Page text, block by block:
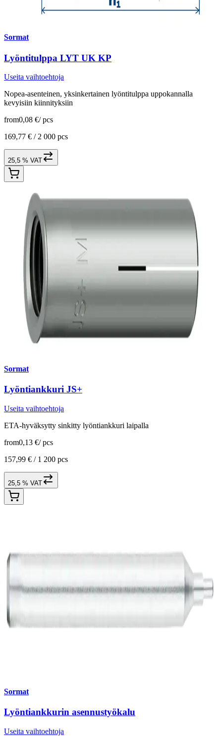
Sormat
Lyöntitulppa LYT UK KP
Useita vaihtoehtoja
Nopea-asenteinen, yksinkertainen lyöntitulppa uppokannalla
kevyisiin kiinnityksiin
from0,08 €/ pcs
169,77 € / 2 000 pcs
25,5 % VAT
Sormat
Lyöntiankkuri JS+
Useita vaihtoehtoja
ETA-hyväksytty sinkitty lyöntiankkuri laipalla
from0,13 €/ pcs
157,99 € / 1 200 pcs
25,5 % VAT
Sormat
Lyöntiankkurin asennustyökalu
Useita vaihtoehtoja